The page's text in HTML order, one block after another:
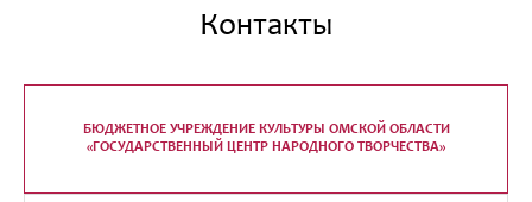
Контакты
БЮДЖЕТНОЕ УЧРЕЖДЕНИЕ КУЛЬТУРЫ ОМСКОЙ ОБЛАСТИ
«ГОСУДАРСТВЕННЫЙ ЦЕНТР НАРОДНОГО ТВОРЧЕСТВА»